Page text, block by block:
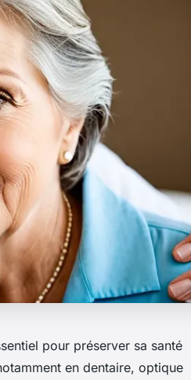
pour préserver sa santé
en dentaire, optique